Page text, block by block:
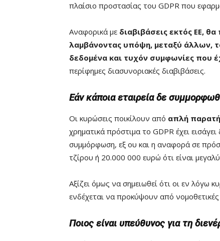
πλαίσιο προστασίας του GDPR που
Αναφορικά με διαβιβάσεις εκτός ΕΕ,
λαμβάνοντας υπόψη, μεταξύ άλλων,
δεδομένα και τυχόν συμφωνίες που
περίφημες διασυνοριακές διαβιβάσεις.
Εάν κάποια εταιρεία δε
Οι κυρώσεις ποικίλουν από απλή
χρηματικά πρόστιμα το GDPR έχει
συμμόρφωση, εξ ου και η αναφορά σε
τζίρου ή 20.000 000 ευρώ ότι είναι
Αξίζει όμως να σημειωθεί ότι οι εν λόγω
ενδέχεται να προκύψουν από
Ποιος είναι υπεύθυνος για τη